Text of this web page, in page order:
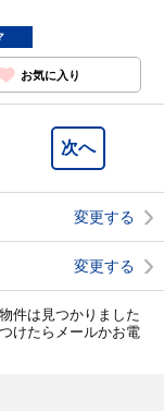
お気に入り
次へ
変更する
変更する
件は見つかりました
けたらメールかお電